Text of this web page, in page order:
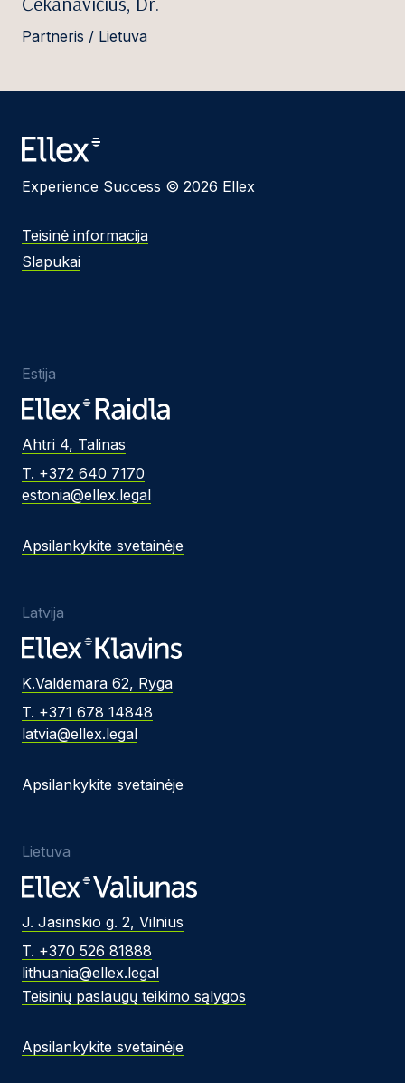
Partneris / Lietuva
Experience Success © 2026 Ellex
Teisinė informacija
Slapukai
Estija
Ahtri 4, Talinas
T. +372 640 7170
estonia@ellex.legal
Apsilankykite svetainėje
Latvija
K.Valdemara 62, Ryga
T. +371 678 14848
latvia@ellex.legal
Apsilankykite svetainėje
Lietuva
J. Jasinskio g. 2, Vilnius
T. +370 526 81888
lithuania@ellex.legal
Teisinių paslaugų teikimo sąlygos
Apsilankykite svetainėje